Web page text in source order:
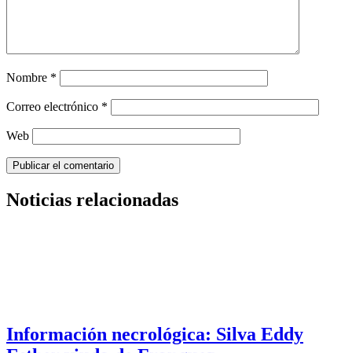
Nombre *
Correo electrónico *
Web
Noticias relacionadas
Información necrológica: Silva Eddy